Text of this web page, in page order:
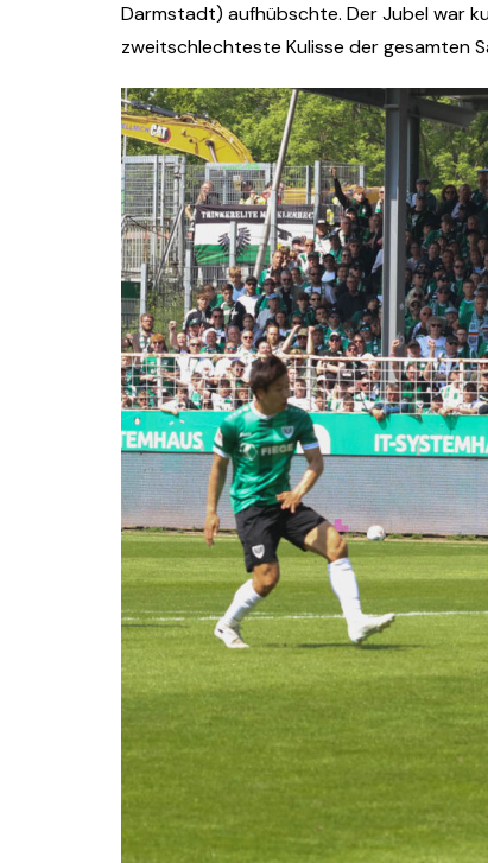
Darmstadt) aufhübschte. Der Jubel war
zweitschlechteste Kulisse der gesamten